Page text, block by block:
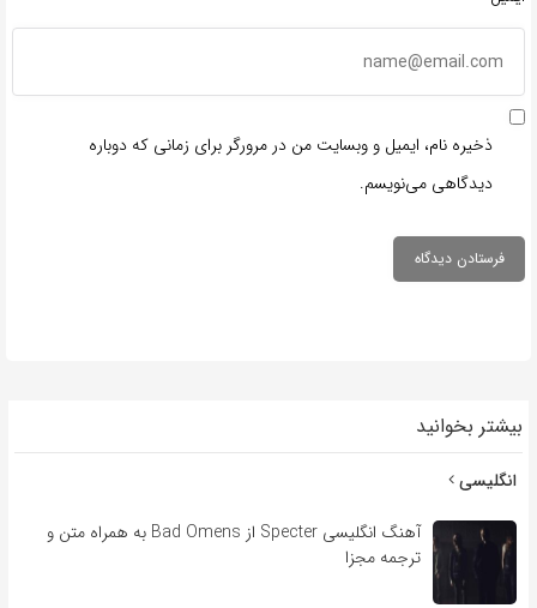
ذخیره نام، ایمیل و وبسایت من در مرورگر برای زمانی که دوباره
دیدگاهی می‌نویسم.
بیشتر بخوانید
انگلیسی
آهنگ انگلیسی Specter از Bad Omens به همراه متن و
ترجمه مجزا